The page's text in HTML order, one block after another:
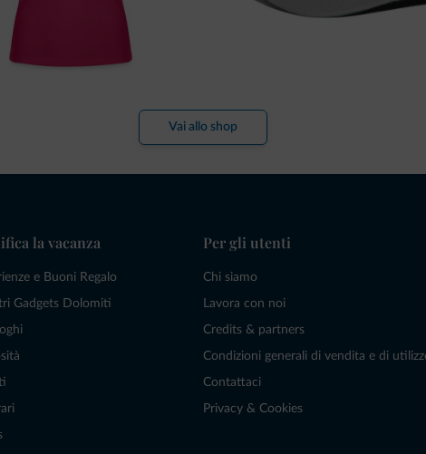
Vai allo shop
la vacanza
e Buoni Regalo
Gadgets Dolomiti
Per gli utenti
Chi siamo
Lavora con noi
Credits & partners
Condizioni generali di vendita e di
Contattaci
Privacy & Cookies